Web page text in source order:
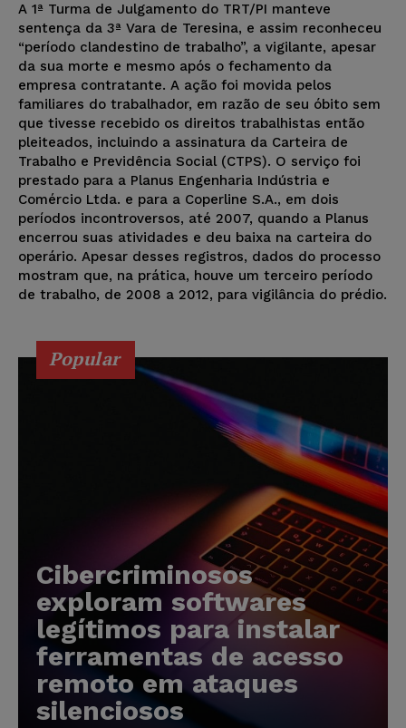
A 1ª Turma de Julgamento do TRT/PI manteve
sentença da 3ª Vara de Teresina, e assim reconheceu
“período clandestino de trabalho”, a vigilante, apesar
da sua morte e mesmo após o fechamento da
empresa contratante. A ação foi movida pelos
familiares do trabalhador, em razão de seu óbito sem
que tivesse recebido os direitos trabalhistas então
pleiteados, incluindo a assinatura da Carteira de
Trabalho e Previdência Social (CTPS). O serviço foi
prestado para a Planus Engenharia Indústria e
Comércio Ltda. e para a Coperline S.A., em dois
períodos incontroversos, até 2007, quando a Planus
encerrou suas atividades e deu baixa na carteira do
operário. Apesar desses registros, dados do processo
mostram que, na prática, houve um terceiro período
de trabalho, de 2008 a 2012, para vigilância do prédio.
Popular
Cibercriminosos
exploram softwares
legítimos para instalar
ferramentas de acesso
remoto em ataques
silenciosos